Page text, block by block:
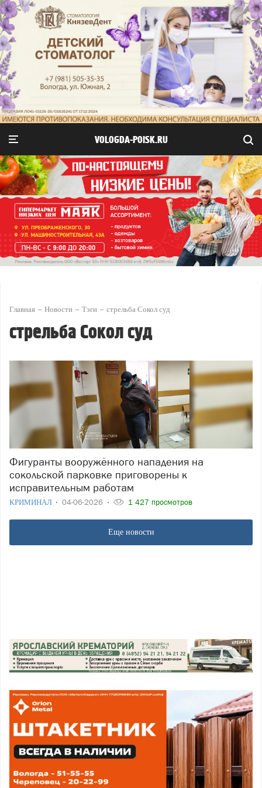
VOLOGDA-POISK.RU
Главная Новости Тэги стрельба Сокол суд
стрельба Сокол суд
Фигуранты вооружённого нападения на
сокольской парковке приговорены к
исправительным работам
КРИМИНАЛ 04-06-2026 1 427 просмотров
Еще новости